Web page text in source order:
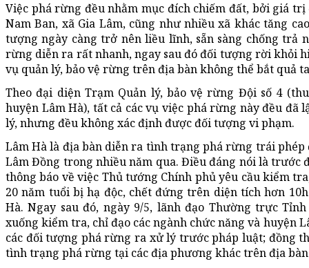
Việc phá rừng đều nhằm mục đích chiếm đất, bởi giá
Nam Ban, xã Gia Lâm, cũng như nhiều xã khác tăng
tượng ngày càng trở nên liều lĩnh, sẵn sàng chống trả
rừng diễn ra rất nhanh, ngay sau đó đối tượng rời khỏi
vụ quản lý, bảo vệ rừng trên địa bàn không thể bắt quả
Theo đại diện Trạm Quản lý, bảo vệ rừng Đội số 4
huyện Lâm Hà), tất cả các vụ việc phá rừng này đều
lý, nhưng đều không xác định được đối tượng vi phạm.
Lâm Hà là địa bàn diễn ra tình trạng phá rừng trái phép
Lâm Đồng trong nhiều năm qua. Điều đáng nói là trước
thông báo về việc Thủ tướng Chính phủ yêu cầu kiểm
20 năm tuổi bị hạ độc, chết đứng trên diện tích hơn
Hà. Ngay sau đó, ngày 9/5, lãnh đạo Thường trực
xuống kiểm tra, chỉ đạo các ngành chức năng và huyện
các đối tượng phá rừng ra xử lý trước pháp luật; đồng
tình trạng phá rừng tại các địa phương khác trên địa